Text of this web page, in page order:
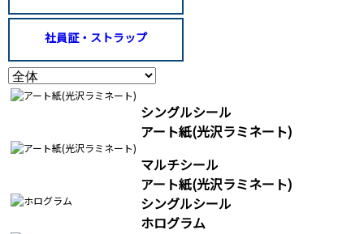
社員証・ストラップ
シングルシール
アート紙(光沢ラミネート)
マルチシール
アート紙(光沢ラミネート)
シングルシール
ホログラム